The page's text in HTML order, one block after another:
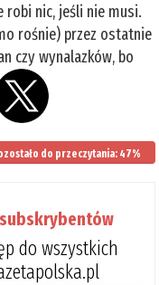
robi nic, jeśli nie musi.
rośnie) przez ostatnie
czy wynalazków, bo
do przeczytania: 47%
do wszystkich